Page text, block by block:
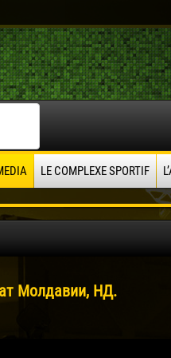
LE COMPLEXE SPORTIF
Молдавии, НД.